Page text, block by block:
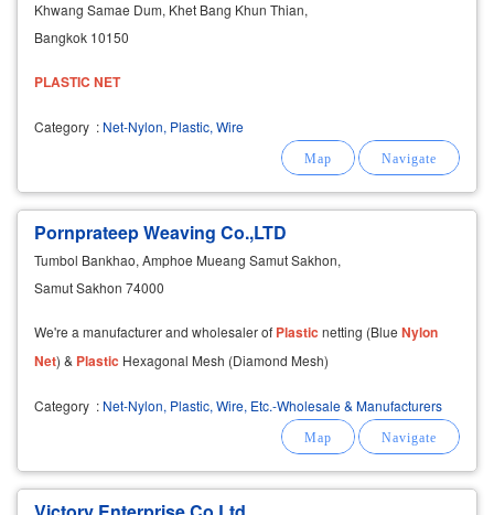
Khwang Samae Dum, Khet Bang Khun Thian,
Bangkok 10150
PLASTIC NET
Category : Net-Nylon, Plastic, Wire
Pornprateep Weaving Co.,LTD
Tumbol Bankhao, Amphoe Mueang Samut Sakhon,
Samut Sakhon 74000
We're a manufacturer and wholesaler of Plastic netting (Blue Nylon
Net) & Plastic Hexagonal Mesh (Diamond Mesh)
Category : Net-Nylon, Plastic, Wire, Etc.-Wholesale & Manufacturers